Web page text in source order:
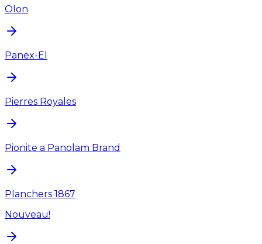
Olon
Panex-El
Pierres Royales
Pionite a Panolam Brand
Planchers 1867
Nouveau!